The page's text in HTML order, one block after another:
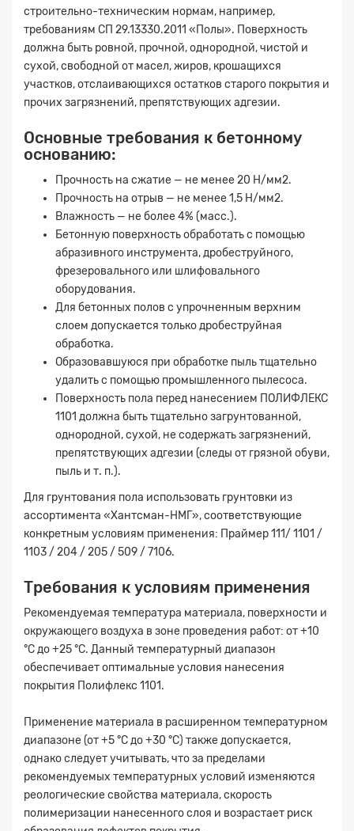
строительно-техническим нормам, например,
требованиям СП 29.13330.2011 «Полы». Поверхность
должна быть ровной, прочной, однородной, чистой и
сухой, свободной от масел, жиров, крошащихся
участков, отслаивающихся остатков старого покрытия и
прочих загрязнений, препятствующих адгезии.
Основные требования к бетонному
основанию:
Прочность на сжатие — не менее 20 Н/мм2.
Прочность на отрыв — не менее 1,5 Н/мм2.
Влажность — не более 4% (масс.).
Бетонную поверхность обработать с помощью
абразивного инструмента, дробеструйного,
фрезеровального или шлифовального
оборудования.
Для бетонных полов с упрочненным верхним
слоем допускается только дробеструйная
обработка.
Образовавшуюся при обработке пыль тщательно
удалить с помощью промышленного пылесоса.
Поверхность пола перед нанесением ПОЛИФЛЕКС
1101 должна быть тщательно загрунтованной,
однородной, сухой, не содержать загрязнений,
препятствующих адгезии (следы от грязной обуви,
пыль и т. п.).
Для грунтования пола использовать грунтовки из
ассортимента «Хантсман-НМГ», соответствующие
конкретным условиям применения: Праймер 111/ 1101 /
1103 / 204 / 205 / 509 / 7106.
Требования к условиям применения
Рекомендуемая температура материала, поверхности и
окружающего воздуха в зоне проведения работ: от +10
°C до +25 °C. Данный температурный диапазон
обеспечивает оптимальные условия нанесения
покрытия Полифлекс 1101.
Применение материала в расширенном температурном
диапазоне (от +5 °C до +30 °C) также допускается,
однако следует учитывать, что за пределами
рекомендуемых температурных условий изменяются
реологические свойства материала, скорость
полимеризации нанесенного слоя и возрастает риск